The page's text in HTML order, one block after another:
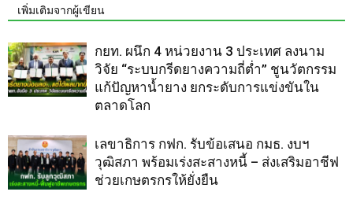
เพิ่มเติมจากผู้เขียน
กยท. ผนึก 4 หน่วยงาน 3 ประเทศ ลงนาม
วิจัย “ระบบกรีดยางความถี่ต่ำ” ชูนวัตกรรม
แก้ปัญหาน้ำยาง ยกระดับการแข่งขันใน
ตลาดโลก
เลขาธิการ กฟก. รับข้อเสนอ กมธ. งบฯ
วุฒิสภา พร้อมเร่งสะสางหนี้ – ส่งเสริมอาชีฟ
ช่วยเกษตรกรให้ยั่งยืน